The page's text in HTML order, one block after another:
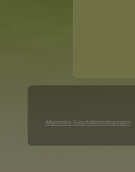
Allgemeine Geschäftsbedingungen